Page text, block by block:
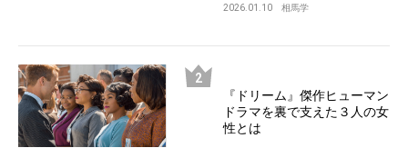
2026.01.10 相馬学
『ドリーム』傑作ヒューマン
ドラマを裏で支えた３人の女
性とは